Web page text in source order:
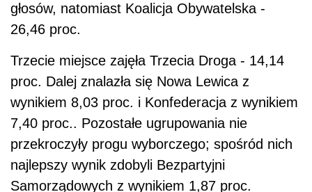
głosów, natomiast Koalicja Obywatelska -
26,46 proc.
Trzecie miejsce zajęła Trzecia Droga - 14,14
proc. Dalej znalazła się Nowa Lewica z
wynikiem 8,03 proc. i Konfederacja z wynikiem
7,40 proc.. Pozostałe ugrupowania nie
przekroczyły progu wyborczego; spośród nich
najlepszy wynik zdobyli Bezpartyjni
Samorządowych z wynikiem 1,87 proc.